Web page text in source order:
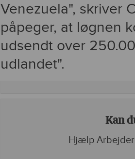
Venezuela", skriver
påpeger, at løgnen
udsendt over
udlandet".
Kan
Hjælp